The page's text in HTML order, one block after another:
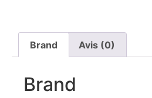
Brand Avis (0)
Brand